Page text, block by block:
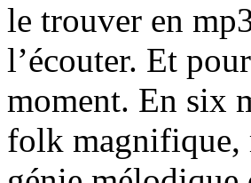
le trouver en
l’écouter. Et
moment. En six
folk magnifique,